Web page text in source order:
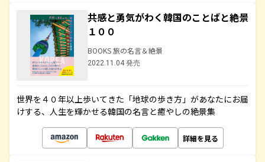
共感と勇気がわく韓国のことばと絶景
１００
BOOKS 旅の名言＆絶景
2022.11.04 発売
世界を４０年以上歩いてきた「地球の歩き方」があなたにお届
けする、人生を輝かせる韓国の名言と癒やしの絶景集
詳細を見る